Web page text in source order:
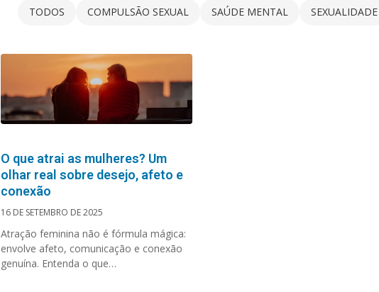
TODOS COMPULSÃO SEXUAL SAÚDE MENTAL SEXUALIDADE
O que atrai as mulheres? Um
olhar real sobre desejo, afeto e
conexão
16 DE SETEMBRO DE 2025
Atração feminina não é fórmula mágica:
envolve afeto, comunicação e conexão
genuína. Entenda o que…